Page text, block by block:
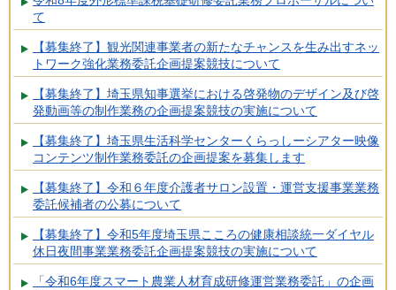
て
【募集終了】観光関連事業者の新たなチャンスを生み出すネッ
トワーク強化業務委託企画提案競技について
【募集終了】埼玉県知事選挙における啓発物のデザイン及び啓
発動画等の制作業務の企画提案競技の実施について
【募集終了】埼玉県生活科学センターくらっしーシアター映像
コンテンツ制作業務委託の企画提案を募集します
【募集終了】令和６年度介護者サロン設置・運営支援事業業務
委託候補者の公募について
【募集終了】令和5年度埼玉県こころの健康相談統一ダイヤル
休日夜間事業業務委託企画提案競技の実施について
「令和6年度スマート農業人材育成研修運営業務委託」の企画